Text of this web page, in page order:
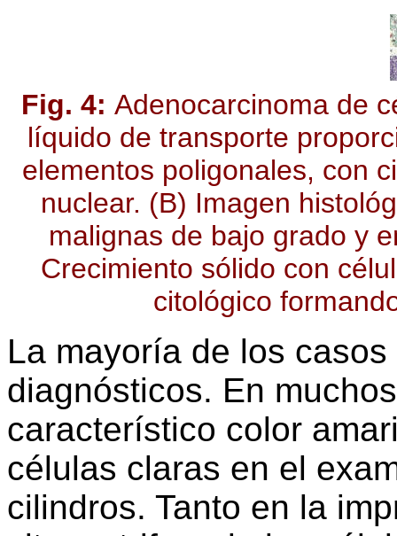
Fig. 4: Adenocarcinoma de
líquido de transporte
elementos poligonales, con
nuclear. (B) Imagen
malignas de bajo grado y
Crecimiento sólido con
citológico
La mayoría de los
diagnósticos. En
característico color
células claras en el
cilindros. Tanto en la